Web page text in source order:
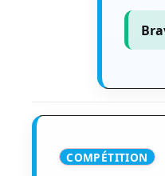
COMPÉTITION